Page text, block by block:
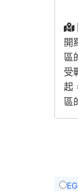
開
區
受
起
區